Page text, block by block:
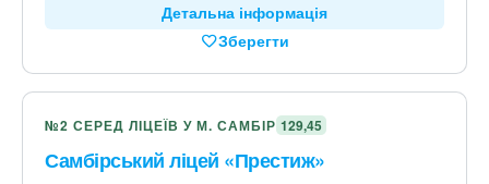
Детальна інформація
Зберегти
№2 СЕРЕД ЛІЦЕЇВ У М. САМБІР 129,45
Самбірський ліцей «Престиж»